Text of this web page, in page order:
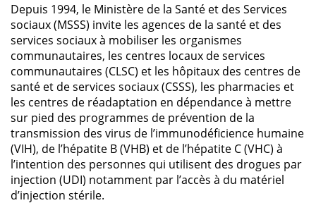
Depuis 1994, le Ministère de la Santé et des Services
sociaux (MSSS) invite les agences de la santé et des
services sociaux à mobiliser les organismes
communautaires, les centres locaux de services
communautaires (CLSC) et les hôpitaux des centres de
santé et de services sociaux (CSSS), les pharmacies et
les centres de réadaptation en dépendance à mettre
sur pied des programmes de prévention de la
transmission des virus de l’immunodéficience humaine
(VIH), de l’hépatite B (VHB) et de l’hépatite C (VHC) à
l’intention des personnes qui utilisent des drogues par
injection (UDI) notamment par l’accès à du matériel
d’injection stérile.